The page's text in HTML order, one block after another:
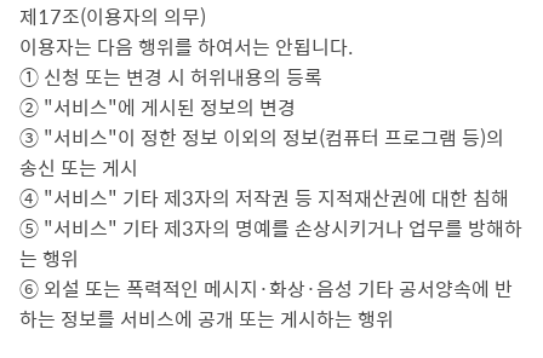
제17조(이용자의 의무)
이용자는 다음 행위를 하여서는 안됩니다.
① 신청 또는 변경 시 허위내용의 등록
② "서비스"에 게시된 정보의 변경
③ "서비스"이 정한 정보 이외의 정보(컴퓨터 프로그램 등)의
송신 또는 게시
④ "서비스" 기타 제3자의 저작권 등 지적재산권에 대한 침해
⑤ "서비스" 기타 제3자의 명예를 손상시키거나 업무를 방해하
는 행위
⑥ 외설 또는 폭력적인 메시지·화상·음성 기타 공서양속에 반
하는 정보를 서비스에 공개 또는 게시하는 행위